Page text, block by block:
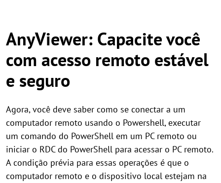
AnyViewer: Capacite você
com acesso remoto estável
e seguro
Agora, você deve saber como se conectar a um
computador remoto usando o Powershell, executar
um comando do PowerShell em um PC remoto ou
iniciar o RDC do PowerShell para acessar o PC remoto.
A condição prévia para essas operações é que o
computador remoto e o dispositivo local estejam na